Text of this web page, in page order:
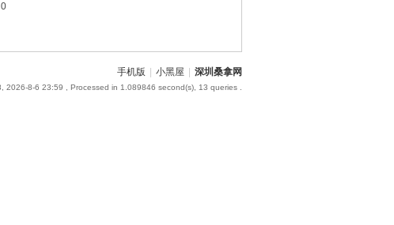
0
手机版 小黑屋 深圳桑拿网
2026-8-6 23:59 , Processed in 1.089846 second(s), 13 queries .